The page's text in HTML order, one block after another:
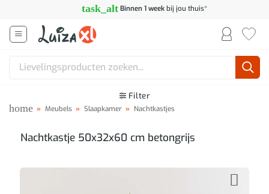
inhoud
task_alt Binnen 1 weekbij jou thuis*
Zoeken
Filter
home » Meubels » Slaapkamer » Nachtkastjes
Nachtkastje 50x32x60 cm betongrijs